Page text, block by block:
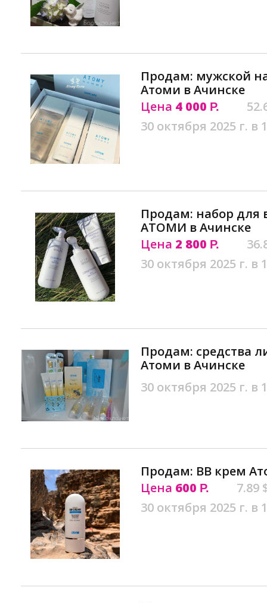
Продам: мужской
Атоми в Ачинске
Цена 4 000 Р.
30 октября 2025 г. в
Продам: набор для
АТОМИ в Ачинске
Цена 2 800 Р.
30 октября 2025 г. в
Продам: средства
Атоми в Ачинске
30 октября 2025 г. в
Продам: ВВ крем
Цена 600 Р.
7.89
30 октября 2025 г. в